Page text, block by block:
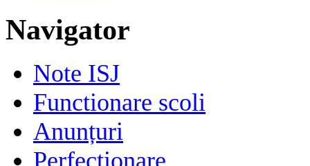
Navigator
Note ISJ
Functionare scoli
Anunțuri